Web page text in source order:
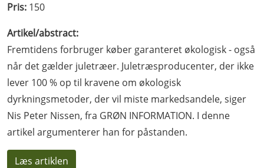
Pris: 150
Artikel/abstract:
Fremtidens forbruger køber garanteret økologisk - også
når det gælder juletræer. Juletræsproducenter, der ikke
lever 100 % op til kravene om økologisk
dyrkningsmetoder, der vil miste markedsandele, siger
Nis Peter Nissen, fra GRØN INFORMATION. I denne
artikel argumenterer han for påstanden.
Læs artiklen